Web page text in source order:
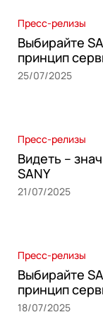
Пресс-релизы
Выбирайте
принцип
25/07/2025
Пресс-релизы
Видеть –
SANY
21/07/2025
Пресс-релизы
Выбирайте
принцип
18/07/2025